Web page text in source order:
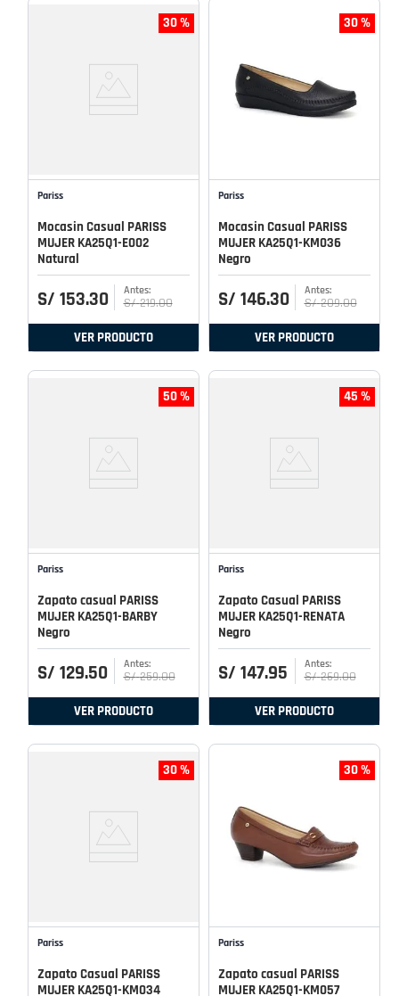
30 %
Pariss
Mocasin Casual PARISS
MUJER KA25Q1-E002
Natural
S/ 153.30 S/ 219.00
VER PRODUCTO
30 %
Pariss
Mocasin Casual PARISS
MUJER KA25Q1-KM036
Negro
S/ 146.30 S/ 209.00
VER PRODUCTO
50 %
Pariss
Zapato casual PARISS
MUJER KA25Q1-BARBY
Negro
S/ 129.50 S/ 259.00
VER PRODUCTO
45 %
Pariss
Zapato Casual PARISS
MUJER KA25Q1-RENATA
Negro
S/ 147.95 S/ 269.00
VER PRODUCTO
30 %
Pariss
Zapato Casual PARISS
MUJER KA25Q1-KM034
30 %
Pariss
Zapato casual PARISS
MUJER KA25Q1-KM057